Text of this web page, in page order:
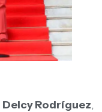
Delcy Rodríguez,